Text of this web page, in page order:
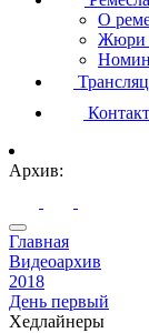
О
Жюри
Архив:
Главная
Видеоархив
2018
День первый
Хедлайнеры